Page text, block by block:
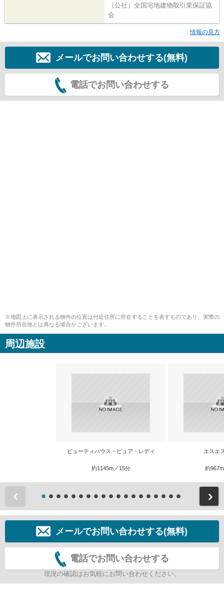
（公社）全国宅地建物取引業保証協
会
情報の見方
メールでお問い合わせする(無料)
電話でお問い合わせする
※地図上に表示される物件の位置は付近住所に所在することを表すものであり、実際の
物件所在地とは異なる場合がございます。
周辺施設
ビューティハウス・ピュア・レディ
約1145m／15分
エスエ
約
メールでお問い合わせする(無料)
電話でお問い合わせする
現況の確認はお気軽にお問い合わせください。